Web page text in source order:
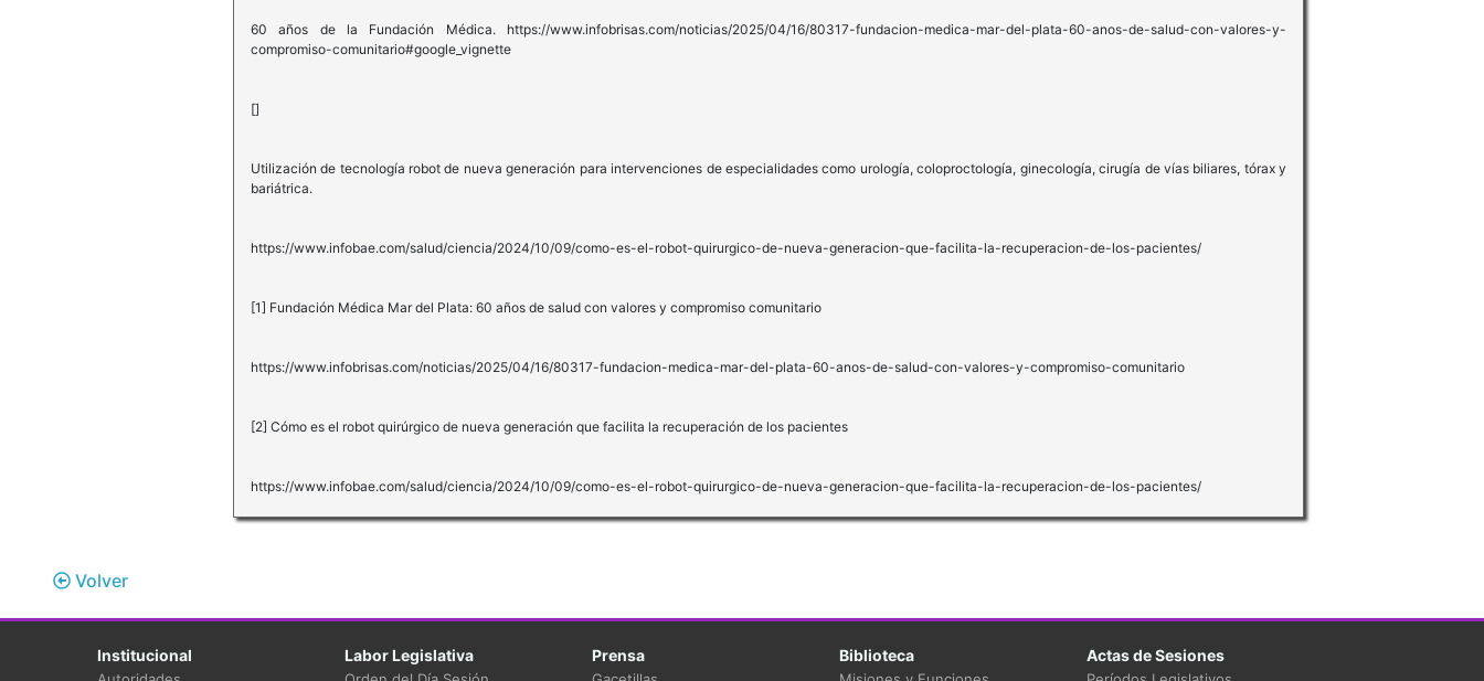
60 años de la Fundación Médica. https://www.infobrisas.com/noticias/2025/04/16/80317-fundacion-medica-mar-del-plata-60-anos-de-salud-con-valores-y-
compromiso-comunitario#google_vignette
[]
Utilización de tecnología robot de nueva generación para intervenciones de especialidades como urología, coloproctología, ginecología, cirugía de vías biliares, tórax y
bariátrica.
https://www.infobae.com/salud/ciencia/2024/10/09/como-es-el-robot-quirurgico-de-nueva-generacion-que-facilita-la-recuperacion-de-los-pacientes/
[1] Fundación Médica Mar del Plata: 60 años de salud con valores y compromiso comunitario
https://www.infobrisas.com/noticias/2025/04/16/80317-fundacion-medica-mar-del-plata-60-anos-de-salud-con-valores-y-compromiso-comunitario
[2] Cómo es el robot quirúrgico de nueva generación que facilita la recuperación de los pacientes
https://www.infobae.com/salud/ciencia/2024/10/09/como-es-el-robot-quirurgico-de-nueva-generacion-que-facilita-la-recuperacion-de-los-pacientes/
Volver
Institucional Labor Legislativa Prensa Biblioteca Actas de Sesiones